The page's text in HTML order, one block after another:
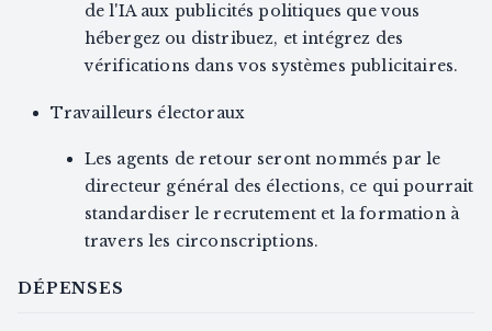
de l'IA aux publicités politiques que vous
hébergez ou distribuez, et intégrez des
vérifications dans vos systèmes publicitaires.
Travailleurs électoraux
Les agents de retour seront nommés par le
directeur général des élections, ce qui pourrait
standardiser le recrutement et la formation à
travers les circonscriptions.
DÉPENSES